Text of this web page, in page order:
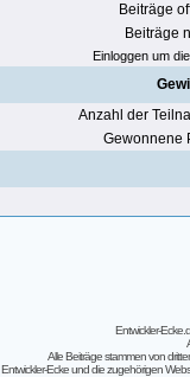
Beiträge
Beiträge
Einloggen um
Anzahl der
Gewonnene
Entwickler-
Alle Beiträge stammen von
Entwickler-Ecke und die zugehörigen